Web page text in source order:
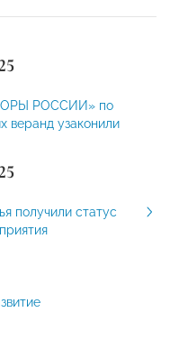
РОССИИ» по
веранд узаконили
получили статус